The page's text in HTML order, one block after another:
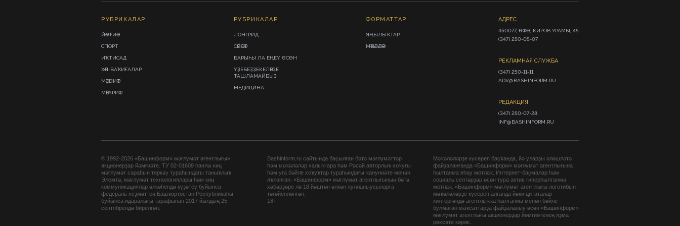
РУБРИКАЛАР
ЙӘМҒИӘТ
СПОРТ
ИҠТИСАД
ХӘЛ-ВАҠИҒАЛАР
МӘҘӘНИӘТ
МӘҒАРИФ
РУБРИКАЛАР
ЛОНГРИД
СӘЙӘСӘТ
БАРЫҺЫ ЛА ЕҢЕҮ ӨСӨН
ҮҘЕБЕҘҘЕКЕЛӘРҘЕ
ТАШЛАМАЙБЫҘ
МЕДИЦИНА
ФОРМАТТАР
ЯҢЫЛЫҠТАР
МӘҠӘЛӘЛӘР
АДРЕС
450077, ӨФӨ, КИРОВ УРАМЫ, 45
(347) 250-05-07
РЕКЛАМНАЯ СЛУЖБА
(347) 250-11-11
ADV@BASHINFORM.RU
РЕДАКЦИЯ
(347) 250-07-28
INF@BASHINFORM.RU
© 1992-2026 «Башинформ» мәғлүмәт агентлығы»
акционерҙар йәмғиәте. ТУ 02-01609 һанлы киң
мәғлүмәт сараһын теркәү тураһындағы таныҡлыҡ
Элемтә, мәғлүмәт технологиялары һәм киң
коммуникациялар өлкәһендә күҙәтеү буйынса
федераль хеҙмәттең Башҡортостан Республикаһы
буйынса идаралығы тарафынан 2017 йылдың 25
сентябрендә бирелгән.
Bashinform.ru сайтында баҫылған бөтә мәғлүмәттәр
һәм мәҡәләләр халыҡ-ара һәм Рәсәй авторлыҡ хоҡуғы
һәм уға бәйле хоҡуҡтар тураһындағы ҡануниәте менән
яҡланған. «Башинформ» мәғлүмәт агентлығының бөтә
хәбәрҙәре лә 18 йәштән өлкән ҡулланыусыларға
тәғәйенләнгән.
18+
Мәҡәләләрҙе күсереп баҫҡанда, йә уларҙы өлөшләтә
файҙаланғанда «Башинформ» мәғлүмәт агентлығына
һылтанма яһау мотлаҡ. Интернет-баҫмалар һәм
социаль селтәрҙәр өсөн тура актив гиперһылтанма
мотлаҡ. «Башинформ» мәғлүмәт агентлығы логотибын
мәҡәләләрҙе күсереп алғанда йәки цитаталар
килтергәндә агентлыҡҡа һылтанма менән бәйле
булмаған маҡсаттарҙа файҙаланыу өсөн «Башинформ»
мәғлүмәт агентлығы акционерҙар йәмғиәтенең яҙма
рөхсәте кәрәк.